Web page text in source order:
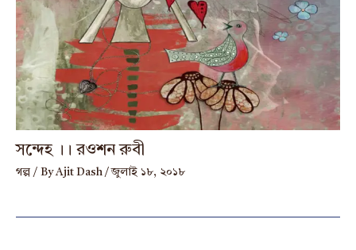
সন্দেহ ।। রওশন রুবী
গল্প / ByAjit Dash /জুলাই ১৮, ২০১৮